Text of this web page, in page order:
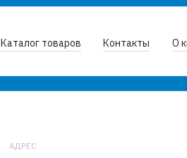
Каталог товаров Контакты О
АДРЕС